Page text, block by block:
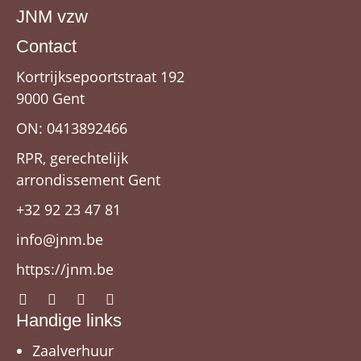
JNM vzw
Contact
Kortrijksepoortstraat 192
9000 Gent
ON: 0413892466
RPR, gerechtelijk
arrondissement Gent
+32 92 23 47 81
info@jnm.be
https://jnm.be
Handige links
Zaalverhuur